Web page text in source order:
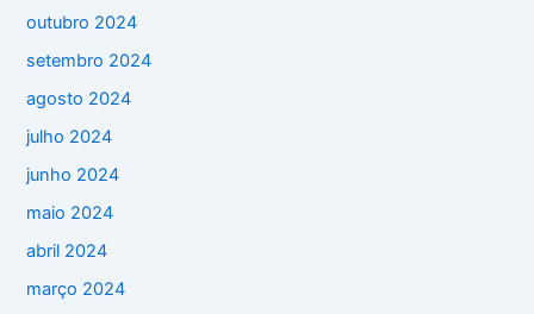
outubro 2024
setembro 2024
agosto 2024
julho 2024
junho 2024
maio 2024
abril 2024
março 2024